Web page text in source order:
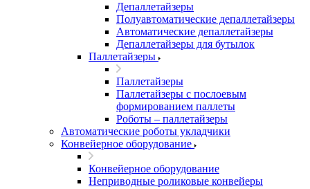
Депаллетайзеры
Полуавтоматические депаллетайзеры
Автоматические депаллетайзеры
Депаллетайзеры для бутылок
Паллетайзеры
Паллетайзеры
Паллетайзеры с послоевым
формированием паллеты
Роботы – паллетайзеры
Автоматические роботы укладчики
Конвейерное оборудование
Конвейерное оборудование
Неприводные роликовые конвейеры